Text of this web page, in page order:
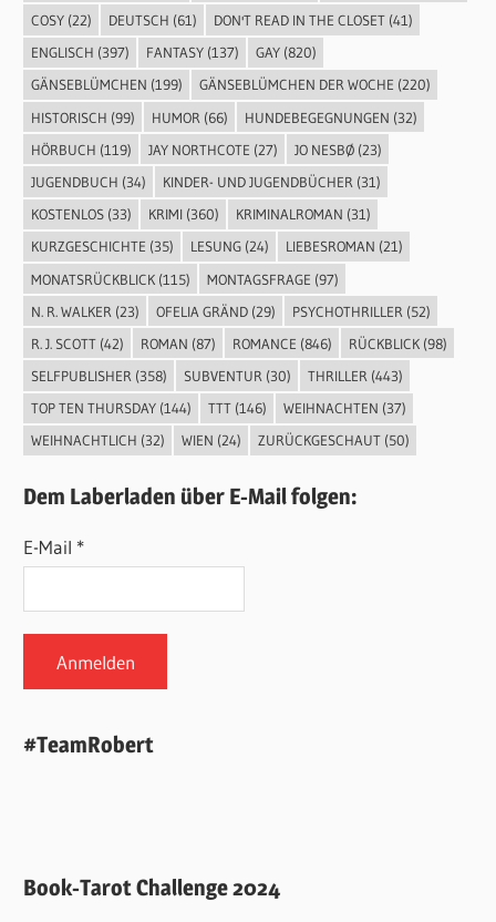
COSY(22) DEUTSCH (61) DON'T READ IN THE CLOSET(41)
ENGLISCH (397) FANTASY(137) GAY(820)
GÄNSEBLÜMCHEN (199) GÄNSEBLÜMCHEN DER WOCHE (220)
HISTORISCH (99) HUMOR (66) HUNDEBEGEGNUNGEN (32)
HÖRBUCH (119) JAY NORTHCOTE (27) JO NESBØ(23)
JUGENDBUCH (34) KINDER- UND JUGENDBÜCHER (31)
KOSTENLOS(33) KRIMI(360) KRIMINALROMAN (31)
KURZGESCHICHTE (35) LESUNG(24) LIEBESROMAN (21)
MONATSRÜCKBLICK(115) MONTAGSFRAGE (97)
N. R. WALKER (23) OFELIA GRÄND(29) PSYCHOTHRILLER (52)
R. J. SCOTT(42) ROMAN (87) ROMANCE (846) RÜCKBLICK(98)
SELFPUBLISHER (358) SUBVENTUR (30) THRILLER (443)
TOP TEN THURSDAY(144) TTT(146) WEIHNACHTEN (37)
WEIHNACHTLICH (32) WIEN (24) ZURÜCKGESCHAUT(50)
Dem Laberladen über E-Mail folgen:
E-Mail *
#TeamRobert
Book-Tarot Challenge 2024